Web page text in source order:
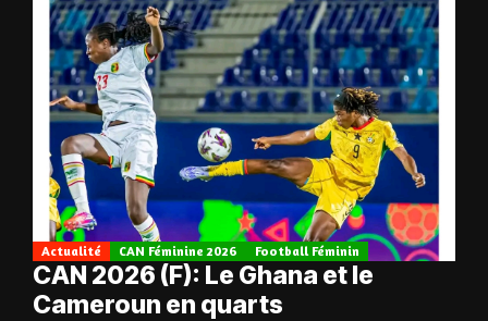
Actualité CAN Féminine 2026 Football Féminin
CAN 2026 (F): Le Ghana et le
Cameroun en quarts